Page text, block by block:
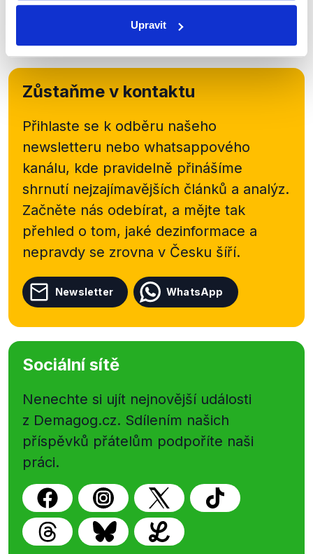
Upravit
Zůstaňme v kontaktu
Přihlaste se k odběru našeho
newsletteru nebo whatsappového
kanálu, kde pravidelně přinášíme
shrnutí nejzajímavějších článků a analýz.
Začněte nás odebírat, a mějte tak
přehled o tom, jaké dezinformace a
nepravdy se zrovna v Česku šíří.
Newsletter WhatsApp
Sociální sítě
Nenechte si ujít nejnovější události
z Demagog.cz. Sdílením našich
příspěvků přátelům podpoříte naši
práci.